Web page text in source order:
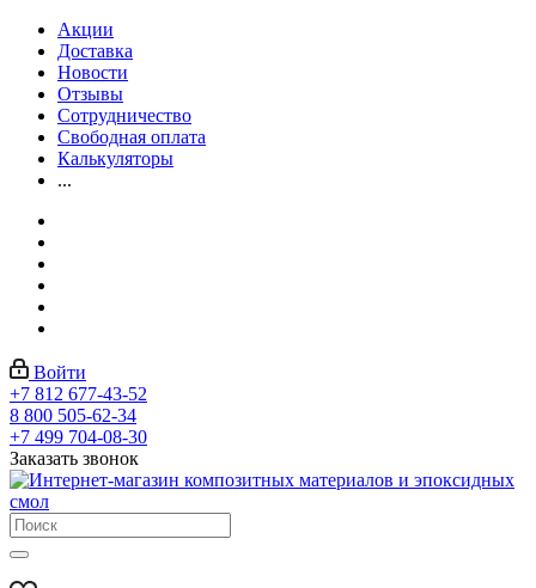
Акции
Доставка
Новости
Отзывы
Сотрудничество
Свободная оплата
Калькуляторы
...
Войти
+7 812 677-43-52
8 800 505-62-34
+7 499 704-08-30
Заказать звонок